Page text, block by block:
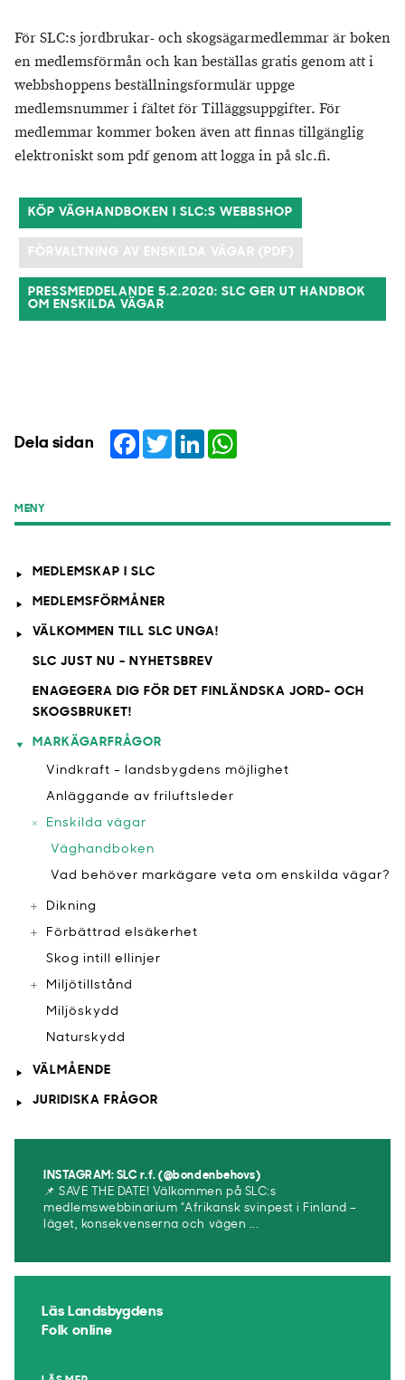
För SLC:s jordbrukar- och skogsägarmedlemmar är boken
en medlemsförmån och kan beställas gratis genom att i
webbshoppens beställningsformulär uppge
medlemsnummer i fältet för Tilläggsuppgifter. För
medlemmar kommer boken även att finnas tillgänglig
elektroniskt som pdf genom att logga in på slc.fi.
KÖP VÄGHANDBOKEN I SLC:S WEBBSHOP
FÖRVALTNING AV ENSKILDA VÄGAR (PDF)
PRESSMEDDELANDE 5.2.2020: SLC GER UT HANDBOK
OM ENSKILDA VÄGAR
Dela sidan Facebook
TwitterLinkedIn
MENY
MEDLEMSKAP I SLC
MEDLEMSFÖRMÅNER
VÄLKOMMEN TILL SLC UNGA!
SLC JUST NU - NYHETSBREV
ENAGEGERA DIG FÖR DET FINLÄNDSKA JORD- OCH
SKOGSBRUKET!
MARKÄGARFRÅGOR
Vindkraft - landsbygdens möjlighet
Anläggande av friluftsleder
Enskilda vägar
Väghandboken
Vad behöver markägare veta om enskilda vägar?
Dikning
Förbättrad elsäkerhet
Skog intill ellinjer
Miljötillstånd
Miljöskydd
Naturskydd
VÄLMÅENDE
JURIDISKA FRÅGOR
INSTAGRAM: SLC r.f. (@bondenbehovs)
📌 SAVE THE DATE! Välkommen på SLC:s
medlemswebbinarium ”Afrikansk svinpest i Finland –
läget, konsekvenserna och vägen ...
Läs Landsbygdens
Folk online